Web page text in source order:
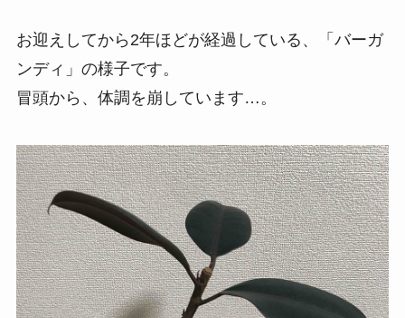
お迎えしてから2年ほどが経過している、「バーガ
ンディ」の様子です。
冒頭から、体調を崩しています…。